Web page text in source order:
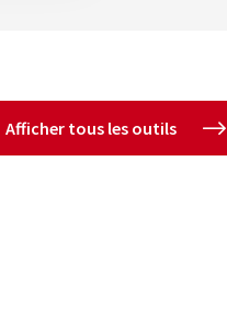
Afficher tous les outils